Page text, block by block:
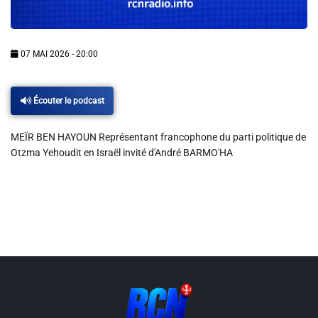
Alerte Méduses 06
Issa Nissa OGC Nice
RCN Soutiens
07 MAI 2026 - 20:00
Écouter le podcast
MEÏR BEN HAYOUN Représentant francophone du parti politique de
Otzma Yehoudit en Israël invité d'André BARMO'HA